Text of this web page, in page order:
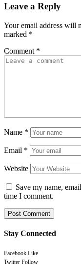
Leave a Reply
Your email address will
marked *
Comment *
Name *
Email *
Website
Save my name,
time I comment.
Stay Connected
Facebook Like
Twitter Follow